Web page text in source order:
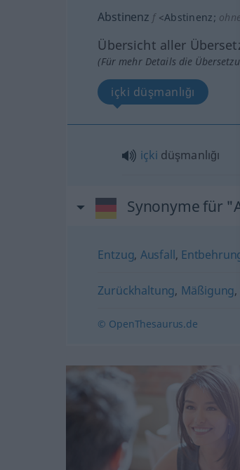
Abstinenz f <Abstinenz;
Übersicht aller
(Für mehr Details die
içki düşmanlığı
içki düşmanlığı
Synonyme für
Entzug, Ausfall,
Zurückhaltung, Mäßigung,
© OpenThesaurus.de